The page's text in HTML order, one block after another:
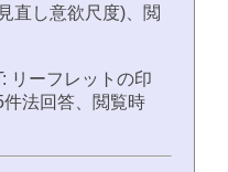
直し意欲尺度)、閲
リーフレットの印
法回答、閲覧時